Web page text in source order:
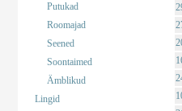
Putukad
Roomajad
Seened
Soontaimed
Ämblikud
Lingid